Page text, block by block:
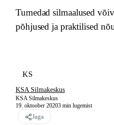
Tumedad silmaalused
põhjused ja praktilised
KS
KSA Silmakeskus
KSA Silmakeskus
19. oktoober 20203 min lugemist
Jaga